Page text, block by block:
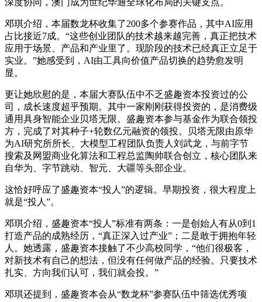
邓琪介绍，本届数龙杯收集了200多个参赛作品，其中AI应用
占比接近7成。“这些创业团队的技术越来越完善，真正把技术
应用于场景、产品和产业里了。现阶段的技术已经真正立足于
实业。”她感受到，AI由工具向价值产品切换的趋势愈发明
显。
更让她欣慰的是，本届大赛队伍中不乏盛趣资本投资过的公
司，成长速度超乎预期。其中一家刚刚获得投资的，是消费级
通用具身智能企业贝塔无限。盛趣资本参与基金作为联合领投
方，完成了对其种子+轮数亿元融资的领投。贝塔无限由原华
为AI研究所所长、大模型工程团队负责人刘武龙，与前字节
搜索及网盟商业化算法和工程总监陶帅联合创立，核心团队来
自华为、字节跳动、智元、大疆等头部企业。
这恰好呼应了盛趣资本“投人”的逻辑。早期投资，很大程度上
就是“投人”。
邓琪介绍，盛趣资本“投人”标准有两条：一是创始人有从0到1
打造产品的成熟经历，“真正深入过产业”；二是敢于拥抱年轻
人。她透露，盛趣资本接触了不少高校同学，“他们很极客，
对新技术有自己的想法，但没有任何做产品的经验。只要技术
扎实、方向我们认可，我们就会投。”
邓琪还提到，盛趣资本会从“数龙杯”参赛队伍中筛选优秀项